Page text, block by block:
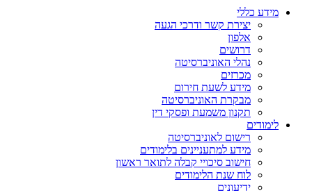
מידע כללי
יצירת קשר ודרכי הגעה
אלפון
דרושים
נהלי האוניברסיטה
מכרזים
מידע לשעת חירום
מבקרת האוניברסיטה
תקנון משמעת ופסקי דין
לימודים
רישום לאוניברסיטה
מידע למתעניינים בלימודים
חישוב סיכויי קבלה לתואר ראשון
לוח שנת הלימודים
ידיעונים